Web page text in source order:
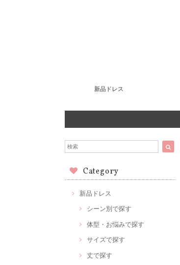
新品ドレス
Category
新品ドレス
シーン別で探す
体型・お悩みで探す
サイズで探す
丈で探す